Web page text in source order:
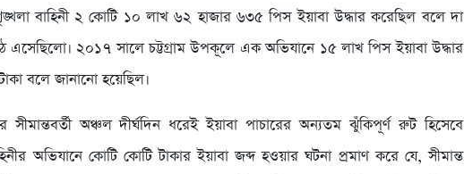
বাহিনী ২ কোটি ১০ লাখ ৬২ হাজার ৬৩৫ পিস ইয়াবা উদ্ধার করেছিল বলে দা
এসেছিলো। ২০১৭ সালে চট্টগ্রাম উপকূলে এক অভিযানে ১৫ লাখ পিস ইয়াবা উদ্ধার
বলে জানানো হয়েছিল।
সীমান্তবর্তী অঞ্চল দীর্ঘদিন ধরেই ইয়াবা পাচারের অন্যতম ঝুঁকিপূর্ণ রুট হিসেবে
অভিযানে কোটি কোটি টাকার ইয়াবা জব্দ হওয়ার ঘটনা প্রমাণ করে যে, সীমান্ত